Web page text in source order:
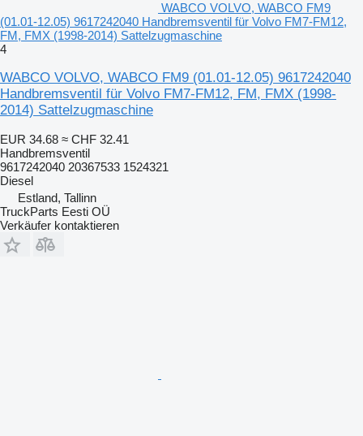
WABCO VOLVO, WABCO FM9
(01.01-12.05) 9617242040 Handbremsventil für Volvo FM7-FM12,
FM, FMX (1998-2014) Sattelzugmaschine
4
WABCO VOLVO, WABCO FM9 (01.01-12.05) 9617242040
Handbremsventil für Volvo FM7-FM12, FM, FMX (1998-
2014) Sattelzugmaschine
EUR 34.68 ≈ CHF 32.41
Handbremsventil
9617242040 20367533 1524321
Diesel
Estland, Tallinn
TruckParts Eesti OÜ
Verkäufer kontaktieren